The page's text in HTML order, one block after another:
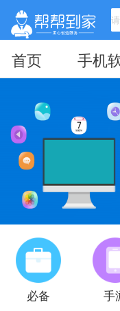
首页 手机
必备 手